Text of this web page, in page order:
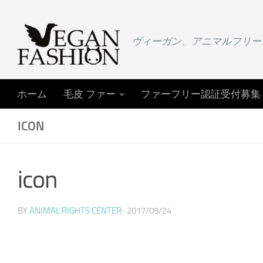
ヴィーガン、アニマルフリ
ホーム 毛皮 ファー ファーフリー認証受付募集
ICON
icon
BYANIMAL RIGHTS CENTER · 2017/09/24